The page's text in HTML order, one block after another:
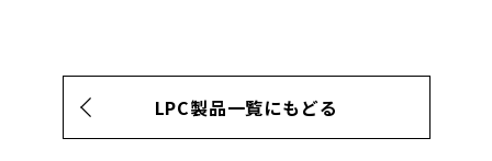
LPC製品一覧にもどる